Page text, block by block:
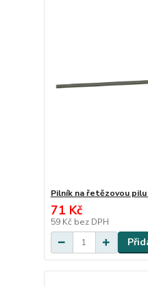
Pilník na řetězovou pilu
71 Kč
59 Kč bez DPH